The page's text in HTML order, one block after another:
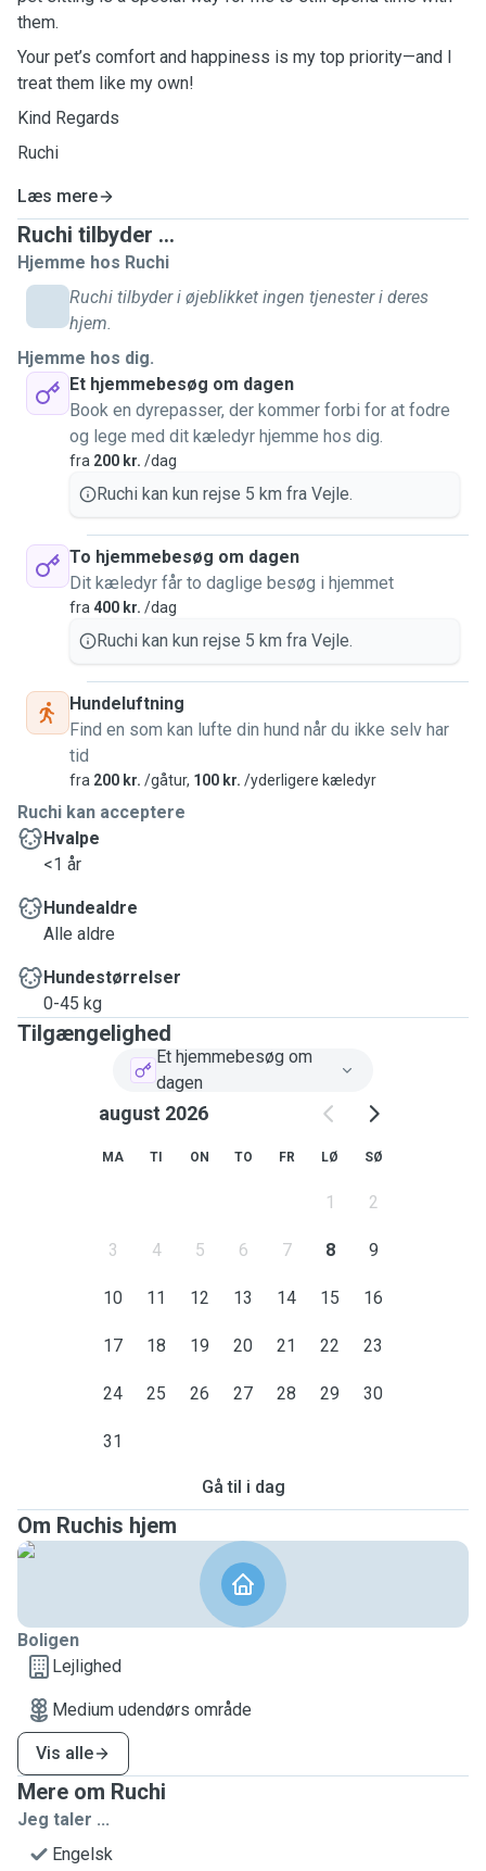
them.
Your pet’s comfort and happiness is my top priority—and I
treat them like my own!
Kind Regards
Ruchi
Læs mere
Ruchi tilbyder ...
Hjemme hos Ruchi
Ruchi tilbyder i øjeblikket ingen tjenester i deres
hjem.
Hjemme hos dig.
Et hjemmebesøg om dagen
Book en dyrepasser, der kommer forbi for at fodre
og lege med dit kæledyr hjemme hos dig.
fra 200 kr. /dag
Ruchi kan kun rejse 5 km fra Vejle.
To hjemmebesøg om dagen
Dit kæledyr får to daglige besøg i hjemmet
fra 400 kr. /dag
Ruchi kan kun rejse 5 km fra Vejle.
Hundeluftning
Find en som kan lufte din hund når du ikke selv har
tid
fra 200 kr. /gåtur, 100 kr. /yderligere kæledyr
Ruchi kan acceptere
Hvalpe
<1 år
Hundealdre
Alle aldre
Hundestørrelser
0-45 kg
Tilgængelighed
Et hjemmebesøg om
dagen
august 2026
MA TI ON TO FR LØ SØ
1 2
3 4 5 6 7 8 9
10 11 12 13 14 15 16
17 18 19 20 21 22 23
24 25 26 27 28 29 30
31
Gå til i dag
Om Ruchis hjem
Boligen
Lejlighed
Medium udendørs område
Vis alle
Mere om Ruchi
Jeg taler ...
Engelsk